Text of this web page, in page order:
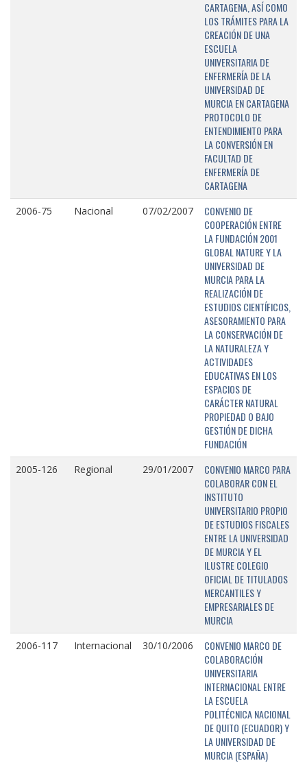
CARTAGENA, ASÍ COMO
LOS TRÁMITES PARA LA
CREACIÓN DE UNA
ESCUELA
UNIVERSITARIA DE
ENFERMERÍA DE LA
UNIVERSIDAD DE
MURCIA EN CARTAGENA
PROTOCOLO DE
ENTENDIMIENTO PARA
LA CONVERSIÓN EN
FACULTAD DE
ENFERMERÍA DE
CARTAGENA
2006-75 Nacional 07/02/2007
CONVENIO DE
COOPERACIÓN ENTRE
LA FUNDACIÓN 2001
GLOBAL NATURE Y LA
UNIVERSIDAD DE
MURCIA PARA LA
REALIZACIÓN DE
ESTUDIOS CIENTÍFICOS,
ASESORAMIENTO PARA
LA CONSERVACIÓN DE
LA NATURALEZA Y
ACTIVIDADES
EDUCATIVAS EN LOS
ESPACIOS DE
CARÁCTER NATURAL
PROPIEDAD O BAJO
GESTIÓN DE DICHA
FUNDACIÓN
2005-126 Regional 29/01/2007
CONVENIO MARCO PARA
COLABORAR CON EL
INSTITUTO
UNIVERSITARIO PROPIO
DE ESTUDIOS FISCALES
ENTRE LA UNIVERSIDAD
DE MURCIA Y EL
ILUSTRE COLEGIO
OFICIAL DE TITULADOS
MERCANTILES Y
EMPRESARIALES DE
MURCIA
2006-117 Internacional 30/10/2006
CONVENIO MARCO DE
COLABORACIÓN
UNIVERSITARIA
INTERNACIONAL ENTRE
LA ESCUELA
POLITÉCNICA NACIONAL
DE QUITO (ECUADOR) Y
LA UNIVERSIDAD DE
MURCIA (ESPAÑA)